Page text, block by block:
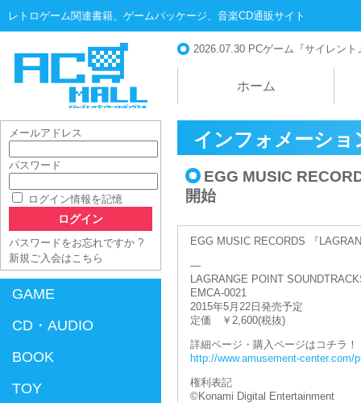
レトロゲーム関連書籍、ゲームパッケージ、音楽CD通販サイト
AC-MALL
2026.07.30 PCゲーム『サイレン
ホーム
インフォメーショ
EGG MUSIC
開始
EGG MUSIC RECORDS 『
—
LAGRANGE POINT
EMCA-0021
2015年5月22日発売予定
定価 ￥2,600(税抜)
詳細ページ・購入ページはコチラ！
http://www.amusement-
権利表記
©Konami Digital Entertainment
メールアドレス
パスワード
ログイン情報を記憶
パスワードをお忘れですか ?
新規ご入会はこちら
GAME
CD・AUDIO
BOOK
TOY